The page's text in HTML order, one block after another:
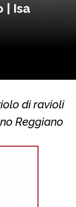
| Isa
di ravioli
Reggiano